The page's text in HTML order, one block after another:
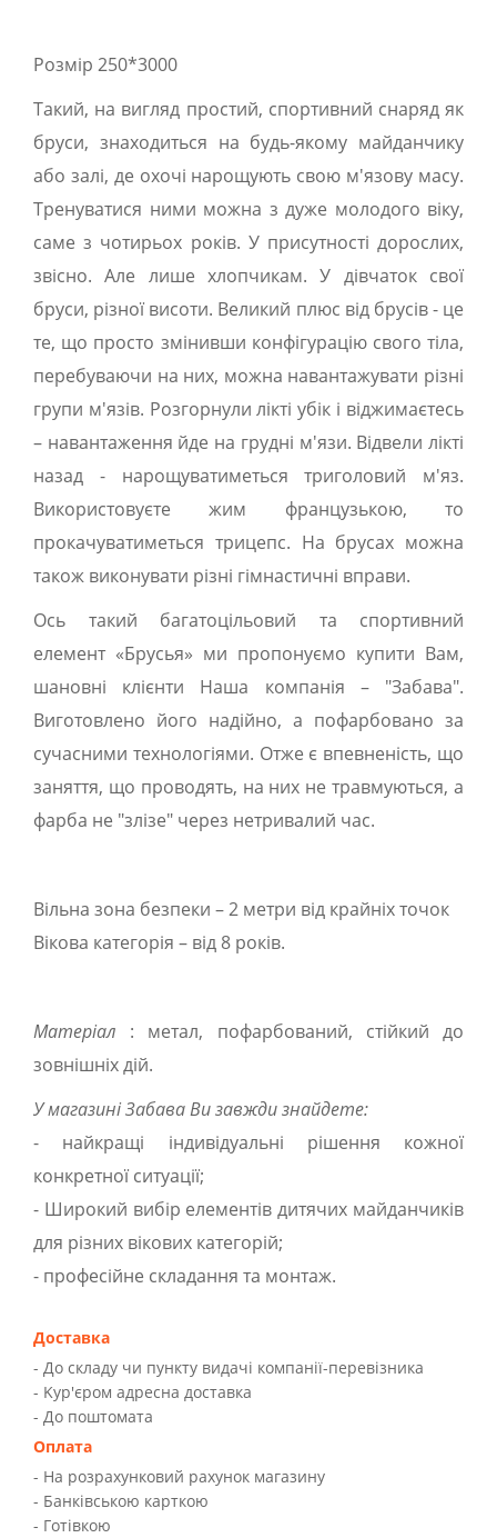
Розмір 250*3000
Такий, на вигляд простий, спортивний снаряд як
бруси, знаходиться на будь-якому майданчику
або залі, де охочі нарощують свою м'язову масу.
Тренуватися ними можна з дуже молодого віку,
саме з чотирьох років. У присутності дорослих,
звісно. Але лише хлопчикам. У дівчаток свої
бруси, різної висоти. Великий плюс від брусів - це
те, що просто змінивши конфігурацію свого тіла,
перебуваючи на них, можна навантажувати різні
групи м'язів. Розгорнули лікті убік і віджимаєтесь
– навантаження йде на грудні м'язи. Відвели лікті
назад - нарощуватиметься триголовий м'яз.
Використовуєте жим французькою, то
прокачуватиметься трицепс. На брусах можна
також виконувати різні гімнастичні вправи.
Ось такий багатоцільовий та спортивний
елемент «Брусья» ми пропонуємо купити Вам,
шановні клієнти Наша компанія – "Забава".
Виготовлено його надійно, а пофарбовано за
сучасними технологіями. Отже є впевненість, що
заняття, що проводять, на них не травмуються, а
фарба не "злізе" через нетривалий час.
Вільна зона безпеки – 2 метри від крайніх точок
Вікова категорія – від 8 років.
Матеріал : метал, пофарбований, стійкий до
зовнішніх дій.
У магазині Забава Ви завжди знайдете:
- найкращі індивідуальні рішення кожної
конкретної ситуації;
- Широкий вибір елементів дитячих майданчиків
для різних вікових категорій;
- професійне складання та монтаж.
Доставка
- До складу чи пункту видачі компанії-перевізника
- Kур'єром адресна доставка
- До поштомата
Оплата
- На розрахунковий рахунок магазину
- Банківською карткою
- Готівкою